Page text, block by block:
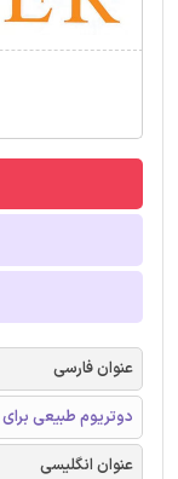
عنوان فارسی
دوتریوم طبیعی
عنوان انگلیسی